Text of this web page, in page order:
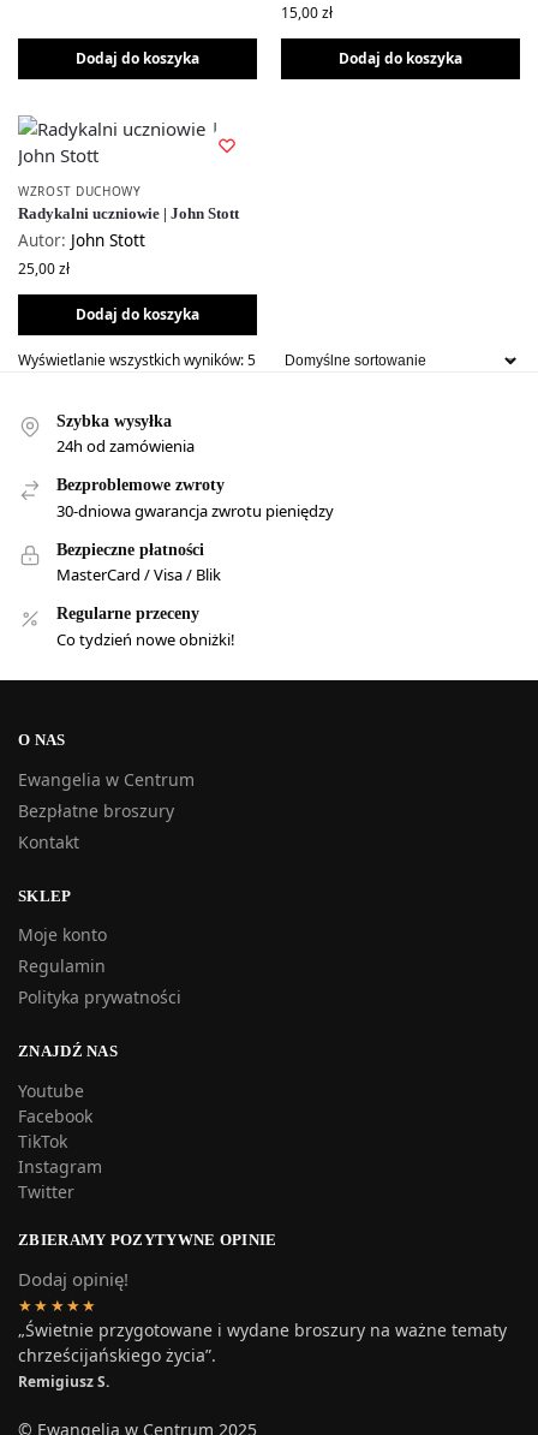
Dodaj do koszyka
15,00zł
Dodaj do koszyka
WZROST DUCHOWY
Radykalni uczniowie | John Stott
Autor: John Stott
25,00zł
Dodaj do koszyka
Wyświetlanie wszystkich wyników: 5
Szybka wysyłka
24h od zamówienia
Bezproblemowe zwroty
30-dniowa gwarancja zwrotu pieniędzy
Bezpieczne płatności
MasterCard / Visa / Blik
Regularne przeceny
Co tydzień nowe obniżki!
O NAS
Ewangelia w Centrum
Bezpłatne broszury
Kontakt
SKLEP
Moje konto
Regulamin
Polityka prywatności
ZNAJDŹ NAS
Youtube
Facebook
TikTok
Instagram
Twitter
ZBIERAMY POZYTYWNE OPINIE
Dodaj opinię!
★★★★★
„Świetnie przygotowane i wydane broszury na ważne tematy
chrześcijańskiego życia”.
Remigiusz S.
© Ewangelia w Centrum 2025